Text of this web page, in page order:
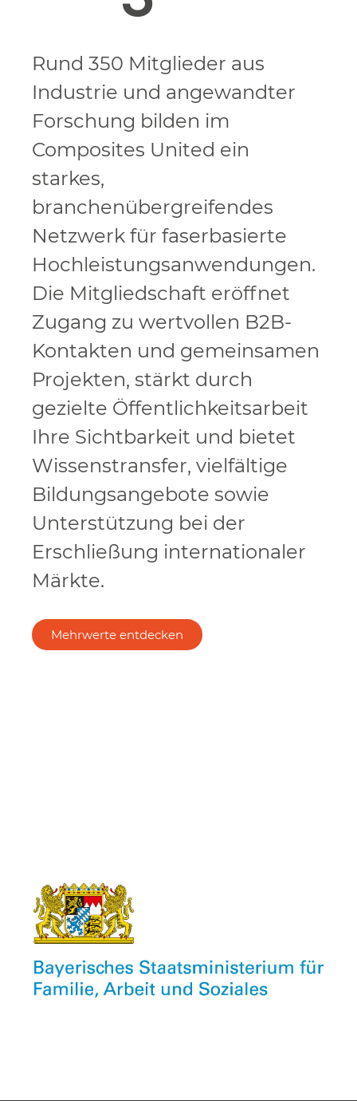
Rund 350 Mitglieder aus
Industrie und angewandter
Forschung bilden im
Composites United ein
starkes,
branchenübergreifendes
Netzwerk für faserbasierte
Hochleistungsanwendungen.
Die Mitgliedschaft eröffnet
Zugang zu wertvollen B2B-
Kontakten und gemeinsamen
Projekten, stärkt durch
gezielte Öffentlichkeitsarbeit
Ihre Sichtbarkeit und bietet
Wissenstransfer, vielfältige
Bildungsangebote sowie
Unterstützung bei der
Erschließung internationaler
Märkte.
Mehrwerte entdecken